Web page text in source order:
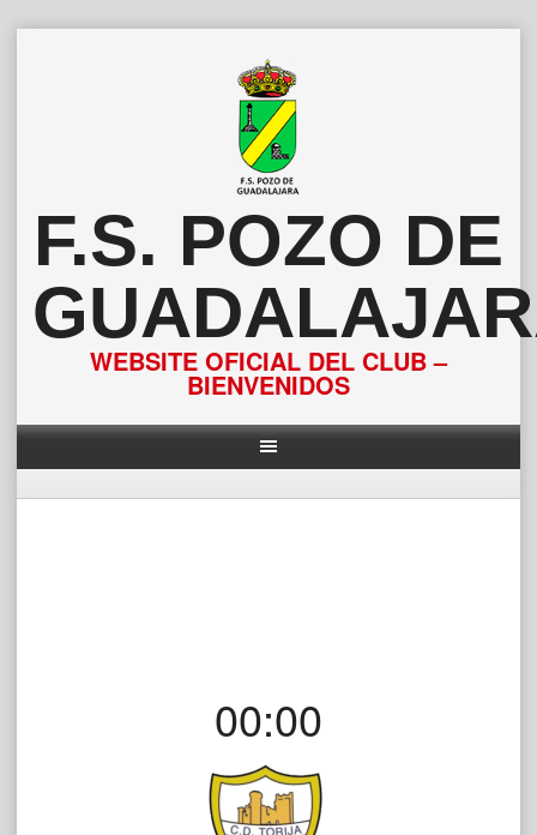
F.S. POZO DE
WEBSITE OFICIAL DEL CLUB –
BIENVENIDOS
00:00